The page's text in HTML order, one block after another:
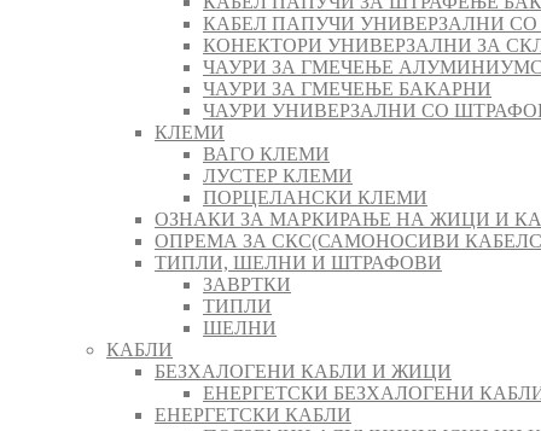
КАБЕЛ ПАПУЧИ УНИВЕРЗАЛНИ
КОНЕКТОРИ УНИВЕРЗАЛНИ ЗА
ЧАУРИ ЗА ГМЕЧЕЊЕ
ЧАУРИ ЗА ГМЕЧЕЊЕ БАКАРНИ
ЧАУРИ УНИВЕРЗАЛНИ СО
КЛЕМИ
ВАГО КЛЕМИ
ЛУСТЕР КЛЕМИ
ПОРЦЕЛАНСКИ КЛЕМИ
ОЗНАКИ ЗА МАРКИРАЊЕ НА ЖИЦИ И
ОПРЕМА ЗА СКС(САМОНОСИВИ
ТИПЛИ, ШЕЛНИ И ШТРАФОВИ
ЗАВРТКИ
ТИПЛИ
ШЕЛНИ
КАБЛИ
БЕЗХАЛОГЕНИ КАБЛИ И ЖИЦИ
ЕНЕРГЕТСКИ БЕЗХАЛОГЕНИ КАБЛИ
ЕНЕРГЕТСКИ КАБЛИ